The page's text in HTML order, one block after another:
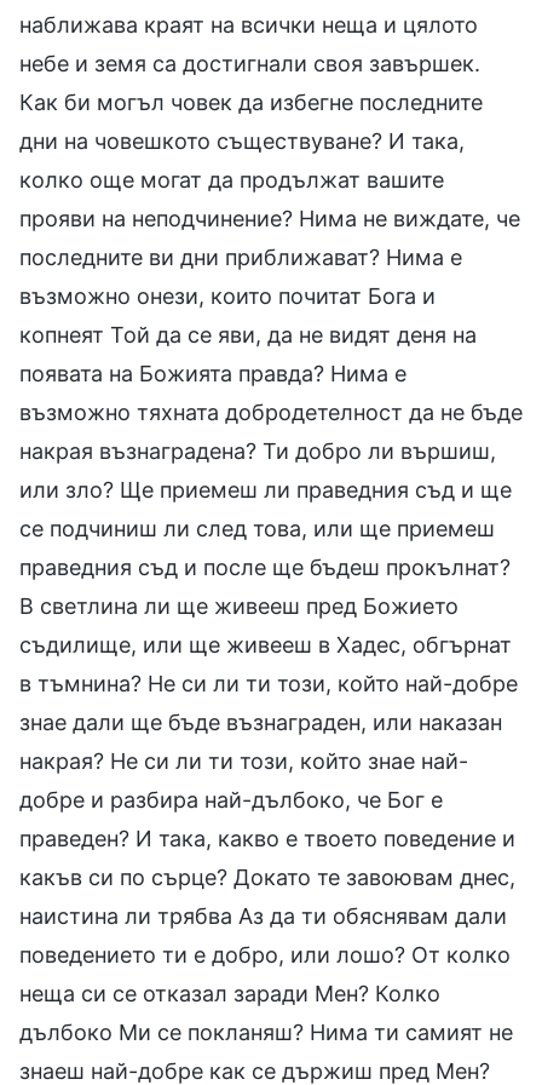
наближава краят на всички неща и цялото
небе и земя са достигнали своя завършек.
Как би могъл човек да избегне последните
дни на човешкото съществуване? И така,
колко още могат да продължат вашите
прояви на неподчинение? Нима не виждате, че
последните ви дни приближават? Нима е
възможно онези, които почитат Бога и
копнеят Той да се яви, да не видят деня на
появата на Божията правда? Нима е
възможно тяхната добродетелност да не бъде
накрая възнаградена? Ти добро ли вършиш,
или зло? Ще приемеш ли праведния съд и ще
се подчиниш ли след това, или ще приемеш
праведния съд и после ще бъдеш прокълнат?
В светлина ли ще живееш пред Божието
съдилище, или ще живееш в Хадес, обгърнат
в тъмнина? Не си ли ти този, който най-добре
знае дали ще бъде възнаграден, или наказан
накрая? Не си ли ти този, който знае най-
добре и разбира най-дълбоко, че Бог е
праведен? И така, какво е твоето поведение и
какъв си по сърце? Докато те завоювам днес,
наистина ли трябва Аз да ти обяснявам дали
поведението ти е добро, или лошо? От колко
неща си се отказал заради Мен? Колко
дълбоко Ми се покланяш? Нима ти самият не
знаеш най-добре как се държиш пред Мен?